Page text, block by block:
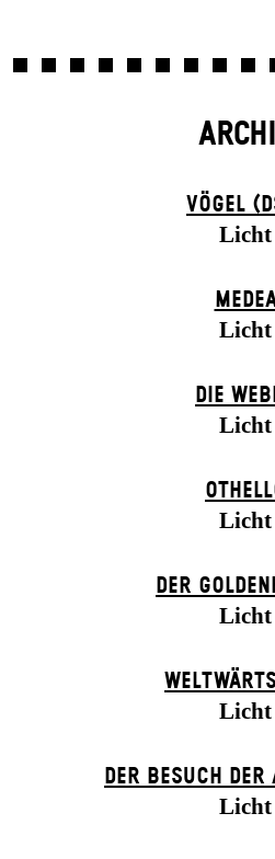
VÖGEL
Licht
Licht
DIE
Licht
Licht
DER
Licht
Licht
DER BE­SUCH DER
Licht